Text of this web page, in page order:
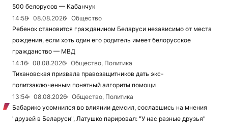
500 белорусов — Кабанчук
14:58
08.08.2026
Общество
Ребенок становится гражданином Беларуси независимо от места
рождения, если хоть один его родитель имеет белорусское
гражданство — МВД
14:16
08.08.2026
Общество, Политика
Тихановская призвала правозащитников дать экс-
политзаключенным понятный алгоритм помощи
13:54
08.08.2026
Общество, Политика
Бабарико усомнился во влиянии демсил, сославшись на мнения
"друзей в Беларуси", Латушко парировал: "У нас разные друзья"